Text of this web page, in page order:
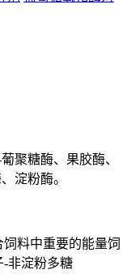
聚糖酶、果胶酶、
淀粉酶。
料中重要的能量饲
-非淀粉多糖